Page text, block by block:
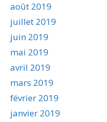
août 2019
juillet 2019
juin 2019
mai 2019
avril 2019
mars 2019
février 2019
janvier 2019